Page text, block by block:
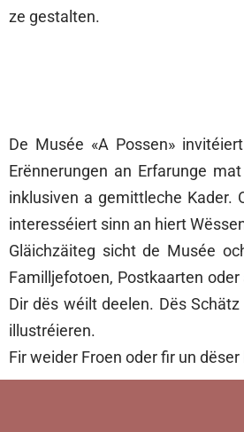
ze gestalten.
De Musée «A Possen»
Erënnerungen an Erfarunge
inklusiven a gemittleche
interesséiert sinn an hiert
Gläichzäiteg sicht de Musée
Familljefotoen, Postkaarten
Dir dës wéilt deelen. Dës
illustréieren.
Fir weider Froen oder fir un